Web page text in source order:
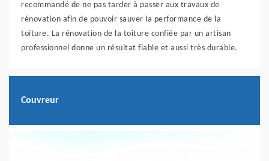
recommandé de ne pas tarder à passer aux travaux de
rénovation afin de pouvoir sauver la performance de la
toiture. La rénovation de la toiture confiée par un artisan
professionnel donne un résultat fiable et aussi très durable.
Couvreur